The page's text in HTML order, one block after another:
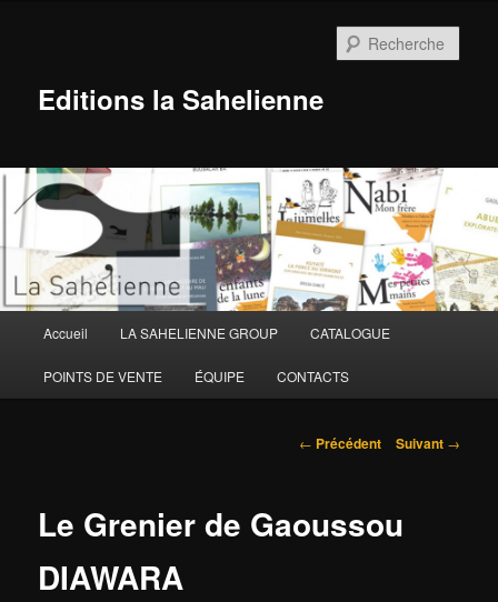
Editions la Sahelienne
principal
Accueil LA SAHELIENNE GROUP CATALOGUE
POINTS DE VENTE ÉQUIPE CONTACTS
Navigation
← Précédent Suivant →
Le Grenier de Gaoussou
DIAWARA